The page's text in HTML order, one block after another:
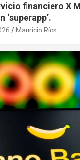
financiero X
‘superapp’.
Mauricio Ríos